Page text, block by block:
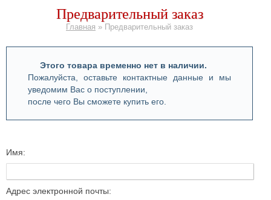
Предварительный заказ
Главная » Предварительный заказ
Этого товара временно нет в наличии.
Пожалуйста, оставьте контактные данные и мы
уведомим Вас о поступлении,
после чего Вы сможете купить его.
Имя:
Адрес электронной почты: